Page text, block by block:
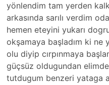
yönlendim tam yerden
arkasında sarılı verdim
hemen eteyini yukarı
okşamaya başladım ki ne
olu diyip cırpınmaya
güçsüz oldugundan
tutdugum benzeri yataga